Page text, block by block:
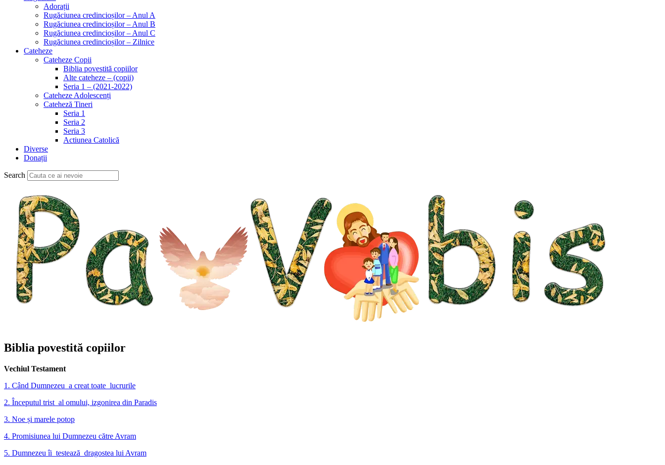
Adorații
Rugăciunea credincioșilor – Anul A
Rugăciunea credincioșilor – Anul B
Rugăciunea credincioșilor – Anul C
Rugăciunea credincioșilor – Zilnice
Cateheze
Cateheze Copii
Biblia povestită copiilor
Alte cateheze – (copii)
Seria 1 – (2021-2022)
Cateheze Adolescenți
Cateheză Tineri
Seria 1
Seria 2
Seria 3
Actiunea Catolică
Diverse
Donații
Search
Biblia povestită copiilor
Vechiul Testament
1. Când Dumnezeu a creat toate lucrurile
2. Începutul trist al omului, izgonirea din Paradis
3. Noe și marele potop
4. Promisiunea lui Dumnezeu către Avram
5. Dumnezeu îi testează dragostea lui Avram